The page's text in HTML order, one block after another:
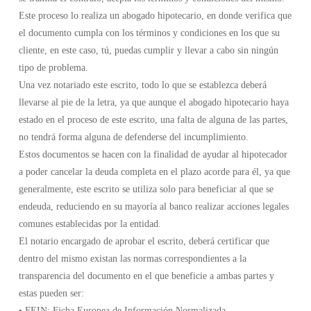
Este proceso lo realiza un abogado hipotecario, en donde verifica que
el documento cumpla con los términos y condiciones en los que su
cliente, en este caso, tú, puedas cumplir y llevar a cabo sin ningún
tipo de problema.
Una vez notariado este escrito, todo lo que se establezca deberá
llevarse al pie de la letra, ya que aunque el abogado hipotecario haya
estado en el proceso de este escrito, una falta de alguna de las partes,
no tendrá forma alguna de defenderse del incumplimiento.
Estos documentos se hacen con la finalidad de ayudar al hipotecador
a poder cancelar la deuda completa en el plazo acorde para él, ya que
generalmente, este escrito se utiliza solo para beneficiar al que se
endeuda, reduciendo en su mayoría al banco realizar acciones legales
comunes establecidas por la entidad.
El notario encargado de aprobar el escrito, deberá certificar que
dentro del mismo existan las normas correspondientes a la
transparencia del documento en el que beneficie a ambas partes y
estas pueden ser: